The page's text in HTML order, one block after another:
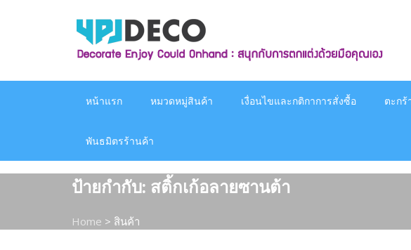
หน้าแรก หมวดหมู่สินค้า เงื่อนไขและกติกาการสั่งซื้อ ตะกร้
พันธมิตรร้านค้า
ป้ายกำกับ: สติ้กเก้อลายซานต้า
Home > สินค้า